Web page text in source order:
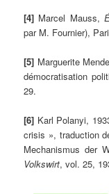
[4] Marcel Mauss,
par M. Fournier),
[5] Marguerite
démocratisation
29.
[6] Karl Polanyi,
crisis », traduction
Mechanismus der
Volkswirt, vol. 25,